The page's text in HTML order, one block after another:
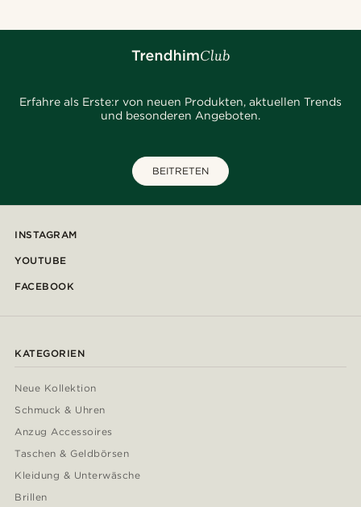
Erfahre als Erste:r von neuen Produkten, aktuellen Trends
und besonderen Angeboten.
BEITRETEN
INSTAGRAM
YOUTUBE
FACEBOOK
KATEGORIEN
Neue Kollektion
Schmuck & Uhren
Anzug Accessoires
Taschen & Geldbörsen
Kleidung & Unterwäsche
Brillen